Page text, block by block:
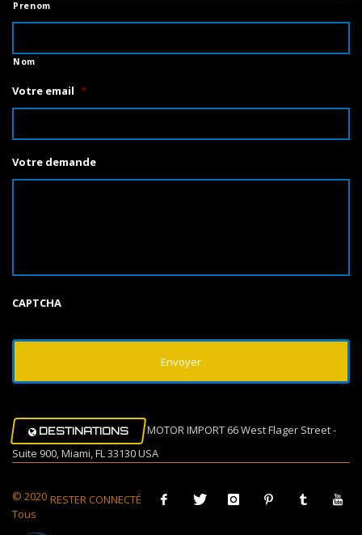
Prenom
Nom
Votre email *
Votre demande
CAPTCHA
DESTINATIONS
MOTOR IMPORT 66 West Flager Street -
Suite 900, Miami, FL 33130 USA
RESTER CONNECTÉ
© 2020
Tous